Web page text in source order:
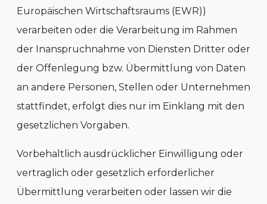
Europäischen Wirtschaftsraums (EWR))
verarbeiten oder die Verarbeitung im Rahmen
der Inanspruchnahme von Diensten Dritter oder
der Offenlegung bzw. Übermittlung von Daten
an andere Personen, Stellen oder Unternehmen
stattfindet, erfolgt dies nur im Einklang mit den
gesetzlichen Vorgaben.
Vorbehaltlich ausdrücklicher Einwilligung oder
vertraglich oder gesetzlich erforderlicher
Übermittlung verarbeiten oder lassen wir die